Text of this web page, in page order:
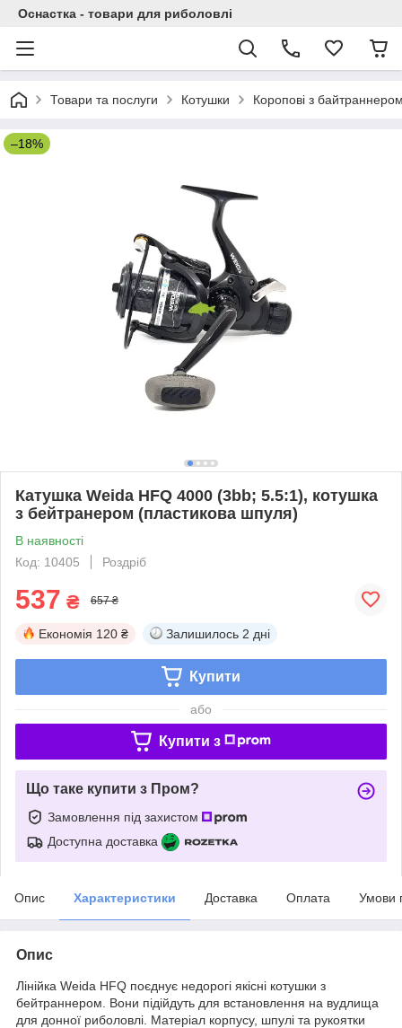
Оснастка - товари для риболовлі
Товари та послуги Котушки Коропові з
–18%
Катушка Weida HFQ 4000 (3bb; 5.5:1), котушка
з бейтранером (пластикова шпуля)
В наявності
Код: 10405
Роздріб
537 ₴ 657 ₴
Економія 120 ₴ Залишилось 2 дні
Купити
або
Купити з
Що таке купити з Пром?
Замовлення під захистом
Доступна доставка
Опис Характеристики Доставка Оплата Умови
Опис
Лінійка Weida HFQ поєднує недорогі якісні котушки з
бейтраннером. Вони підійдуть для встановлення на вудлища
для донної риболовлі. Матеріал корпусу, шпулі та рукоятки